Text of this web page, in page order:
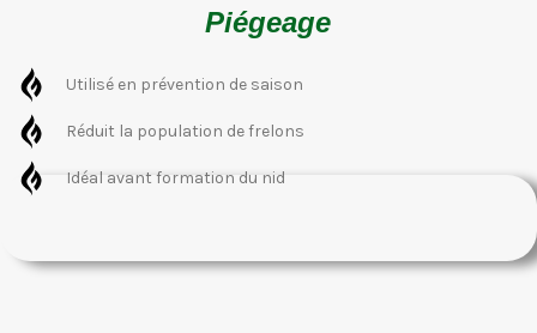
Piégeage
Utilisé en prévention de saison
Réduit la population de frelons
Idéal avant formation du nid